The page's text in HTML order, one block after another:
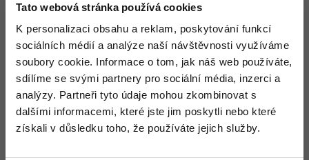
Tato webová stránka používá cookies
K personalizaci obsahu a reklam, poskytování funkcí
sociálních médií a analýze naší návštěvnosti využíváme
soubory cookie. Informace o tom, jak náš web používáte,
sdílíme se svými partnery pro sociální média, inzerci a
analýzy. Partneři tyto údaje mohou zkombinovat s
dalšími informacemi, které jste jim poskytli nebo které
získali v důsledku toho, že používáte jejich služby.
rohu